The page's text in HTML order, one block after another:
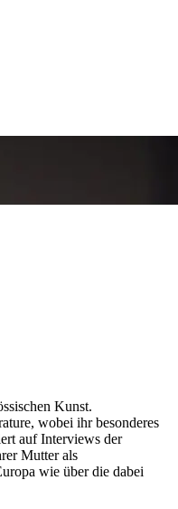
Kunst.
wobei ihr besonderes
auf Interviews der
Mutter als
wie über die dabei